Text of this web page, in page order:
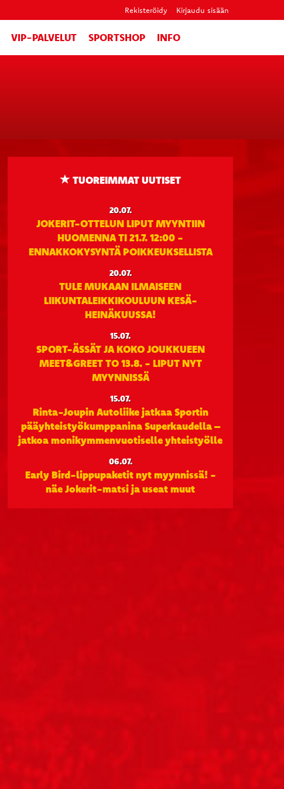
Rekisteröidy Kirjaudu sisään
VIP-PALVELUT SPORTSHOP INFO
TUOREIMMAT UUTISET
20.07.
JOKERIT-OTTELUN LIPUT MYYNTIIN
HUOMENNA TI 21.7. 12:00 -
ENNAKKOKYSYNTÄ POIKKEUKSELLISTA
20.07.
TULE MUKAAN ILMAISEEN
LIIKUNTALEIKKIKOULUUN KESÄ-
HEINÄKUUSSA!
15.07.
SPORT-ÄSSÄT JA KOKO JOUKKUEEN
MEET&GREET TO 13.8. - LIPUT NYT
MYYNNISSÄ
15.07.
Rinta-Joupin Autoliike jatkaa Sportin
pääyhteistyökumppanina Superkaudella –
jatkoa monikymmenvuotiselle yhteistyölle
06.07.
Early Bird-lippupaketit nyt myynnissä! -
näe Jokerit-matsi ja useat muut